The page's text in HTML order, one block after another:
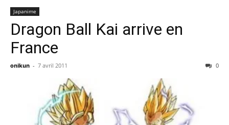
Japanime
Dragon Ball Kai arrive en
France
onikun - 7 avril 2011 0